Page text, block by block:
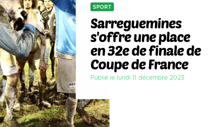
SPORT
Sarreguemines
s'offre une place
en 32e de finale de
Coupe de France
Publié le lundi 11 décembre 2023